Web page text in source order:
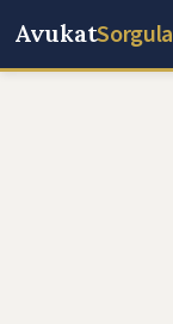
AvukatSorgula